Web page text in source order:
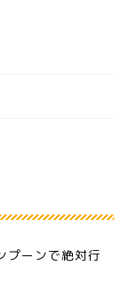
プーンで絶対行